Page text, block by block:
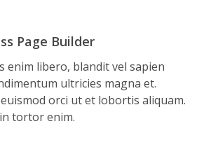
Page Builder
enim libero, blandit vel sapien
ultricies magna et.
orci ut et lobortis aliquam.
tortor enim.